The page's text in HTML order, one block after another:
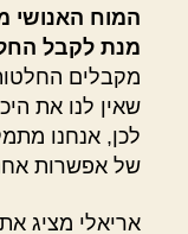
המוח
מנת לקבל
מקבלים
שאין לנו את
לכן, אנחנו
של אפשרות
אריאלי מציג